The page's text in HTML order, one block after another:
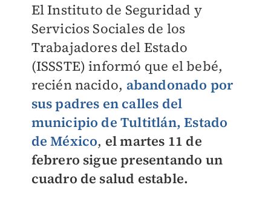
El Instituto de Seguridad y
Servicios Sociales de los
Trabajadores del Estado
(ISSSTE) informó que el bebé,
recién nacido, abandonado por
sus padres en calles del
municipio de Tultitlán, Estado
de México, el martes 11 de
febrero sigue presentando un
cuadro de salud estable.